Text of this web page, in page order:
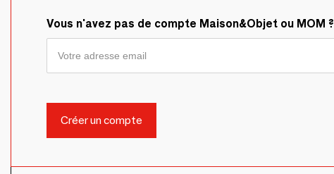
Vous n'avez pas de compte Maison&Objet ou MOM ?